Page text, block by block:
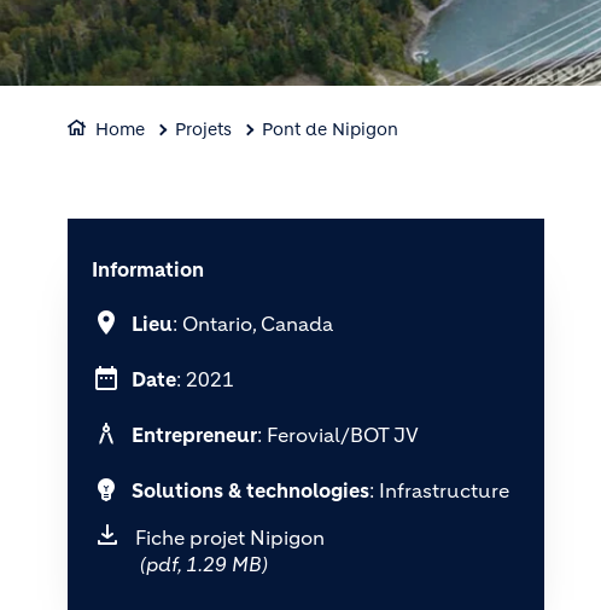
Home Projets Pont de Nipigon
Information
location_on Lieu: Ontario, Canada
date_range Date: 2021
architecture Entrepreneur: Ferovial/BOT JV
emoji_objects Solutions & technologies: Infrastructure
Fiche projet Nipigon
(pdf, 1.29 MB)